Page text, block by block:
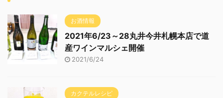
お酒情報
2021年6/23～28丸井今井札幌本店で道
産ワインマルシェ開催
2021/6/24
カクテルレシピ